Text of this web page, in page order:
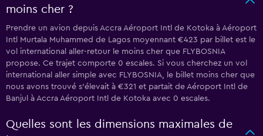
moins cher ?
Prendre un avion depuis Accra Aéroport Intl de Kotoka à Aéroport
Intl Murtala Muhammed de Lagos moyennant €423 par billet est le
vol international aller-retour le moins cher que FLYBOSNIA
propose. Ce trajet comporte 0 escales. Si vous cherchez un vol
international aller simple avec FLYBOSNIA, le billet moins cher que
nous avons trouvé s'élevait à €321 et partait de Aéroport Intl de
Banjul à Accra Aéroport Intl de Kotoka avec 0 escales.
Quelles sont les dimensions maximales de